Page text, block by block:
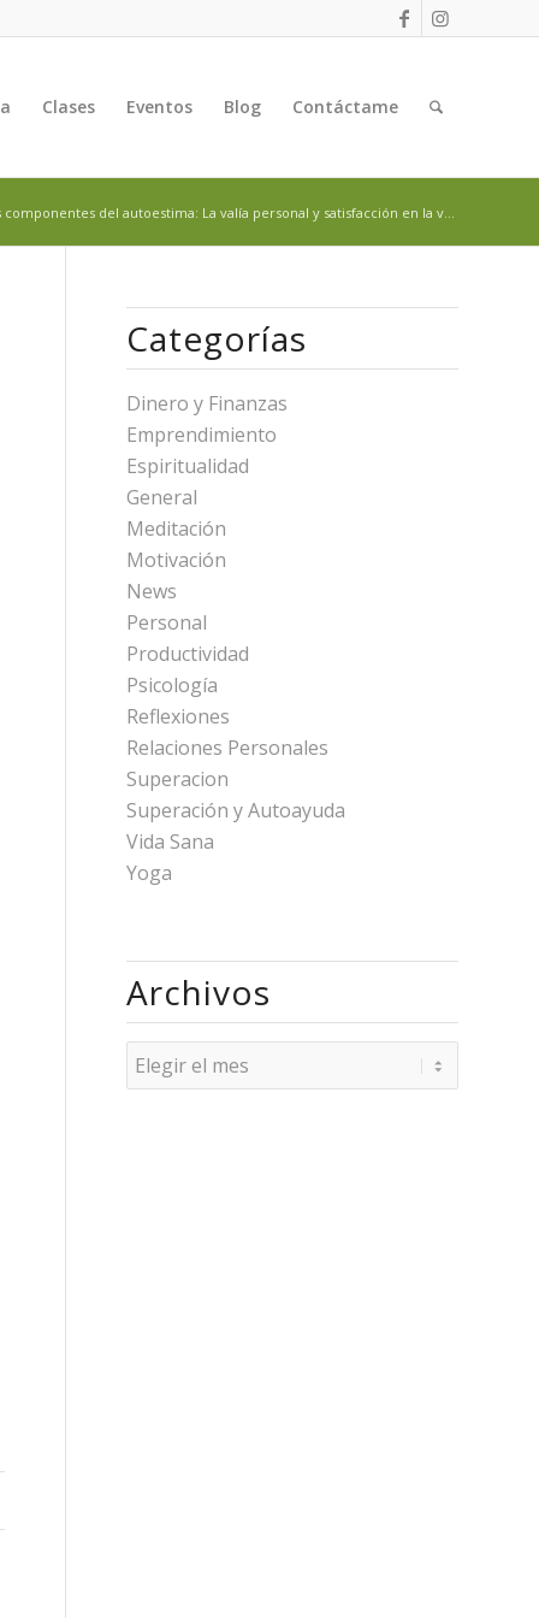
Clases Eventos Blog Contáctame
componentes del autoestima: La valía personal y satisfacción en la v...
Categorías
Dinero y Finanzas
Emprendimiento
Espiritualidad
General
Meditación
Motivación
News
Personal
Productividad
Psicología
Reflexiones
Relaciones Personales
Superacion
Superación y Autoayuda
Vida Sana
Yoga
Archivos